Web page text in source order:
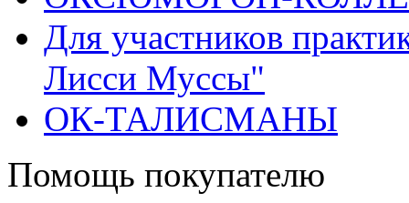
Для участников
Лисси Муссы"
ОК-ТАЛИСМАНЫ
Помощь покупателю